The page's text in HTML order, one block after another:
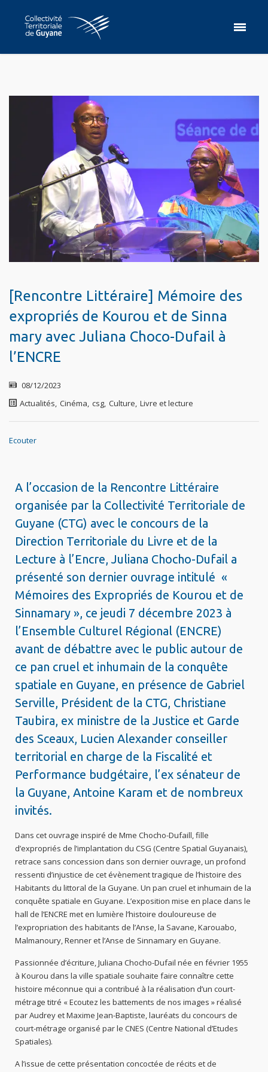
[Rencontre Littéraire] Mémoire des
expropriés de Kourou et de Sinna
mary avec Juliana Choco-Dufail à
l’ENCRE
08/12/2023
Actualités, Cinéma, csg, Culture, Livre et lecture
Ecouter
A l’occasion de la Rencontre Littéraire
organisée par la Collectivité Territoriale de
Guyane (CTG) avec le concours de la
Direction Territoriale du Livre et de la
Lecture à l’Encre, Juliana Chocho-Dufail a
présenté son dernier ouvrage intitulé «
Mémoires des Expropriés de Kourou et de
Sinnamary », ce jeudi 7 décembre 2023 à
l’Ensemble Culturel Régional (ENCRE)
avant de débattre avec le public autour de
ce pan cruel et inhumain de la conquête
spatiale en Guyane, en présence de Gabriel
Serville, Président de la CTG, Christiane
Taubira, ex ministre de la Justice et Garde
des Sceaux, Lucien Alexander conseiller
territorial en charge de la Fiscalité et
Performance budgétaire, l’ex sénateur de
la Guyane, Antoine Karam et de nombreux
invités.
Dans cet ouvrage inspiré de Mme Chocho-Dufaill, fille
d’expropriés de l’implantation du CSG (Centre Spatial Guyanais),
retrace sans concession dans son dernier ouvrage, un profond
ressenti d’injustice de cet évènement tragique de l’histoire des
Habitants du littoral de la Guyane. Un pan cruel et inhumain de la
conquête spatiale en Guyane. L’exposition mise en place dans le
hall de l’ENCRE met en lumière l’histoire douloureuse de
l’expropriation des habitants de l’Anse, la Savane, Karouabo,
Malmanoury, Renner et l’Anse de Sinnamary en Guyane.
Passionnée d’écriture, Juliana Chocho-Dufail née en février 1955
à Kourou dans la ville spatiale souhaite faire connaître cette
histoire méconnue qui a contribué à la réalisation d’un court-
métrage titré « Ecoutez les battements de nos images » réalisé
par Audrey et Maxime Jean-Baptiste, lauréats du concours de
court-métrage organisé par le CNES (Centre National d’Etudes
Spatiales).
A l’issue de cette présentation concoctée de récits et de